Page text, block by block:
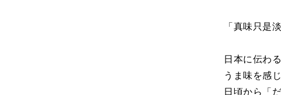
「真味只是
日本に伝わ
うま味を感
日頃から「